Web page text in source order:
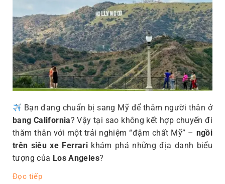
Bạn đang chuẩn bị sang Mỹ để thăm người thân ở
bang California? Vậy tại sao không kết hợp chuyến đi
thăm thân với một trải nghiệm “đậm chất Mỹ” – ngồi
trên siêu xe Ferrari khám phá những địa danh biểu
tượng của Los Angeles?
Đọc tiếp